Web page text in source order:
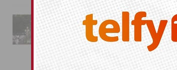
La fiesta se adueña de
Almoradí con la presentación
de los cargos festeros y la
toma del castillo
31/07/2026